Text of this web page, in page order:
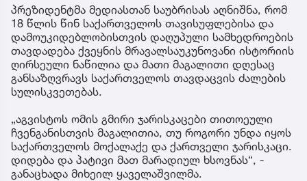
პრეზიდენტმა მედიასთან საუბრისას აღნიშნა, რომ
18 წლის წინ საქართველოს თავისუფლებისა და
დამოუკიდებლობისთვის დაღუპული სამხედროების
თავდადება ქვეყნის მრავალსაუკუნოვანი ისტორიის
ღირსეული ნაწილია და მათი მაგალითი დღესაც
განსაზღვრავს საქართველოს თავდაცვის ძალების
სულისკვეთებას.
„აგვისტოს ომის გმირი ჯარისკაცები თითოეული
ჩვენგანისთვის მაგალითია, თუ როგორი უნდა იყოს
საქართველოს მოქალაქე და ქართველი ჯარისკაცი.
დიდება და პატივი მათ მარადიულ ხსოვნას“, -
განაცხადა მიხეილ ყაველაშვილმა.